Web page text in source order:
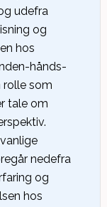
udefra
og
hos
hånds-
rolle som
tale om
nedefra
og
hos